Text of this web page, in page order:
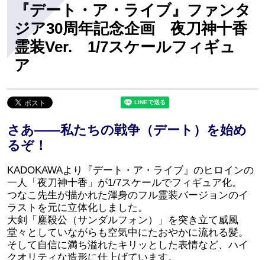
『デート・ア・ライブ』ファンタ
ジア30周年記念企画 夜刀神十香
霊装Ver. 1/7スケールフィギュ
ア
さあ――私たちの戦争（デート）を始め
るぞ！
KADOKAWAより『デート・ア・ライブ』のヒロインの
一人「夜刀神十香」が1/7スケールでフィギュア化。
つなこ先生が描かれた渾身のフル霊装バージョンのイ
ラストを元に立体化しました。
大剣「鏖殺公（サンダルフォン）」を突き立て威風
堂々としていながらも空気中にたおやかに流れる髪。
そして自信に満ち溢れたキリッとした表情など、ハイ
クオリティな造形に仕上げています。